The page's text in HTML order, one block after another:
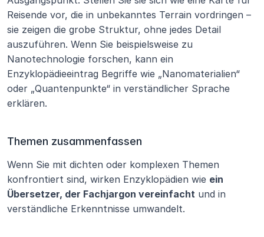
Reisende vor, die in unbekanntes Terrain vordringen –
sie zeigen die grobe Struktur, ohne jedes Detail
auszuführen. Wenn Sie beispielsweise zu
Nanotechnologie forschen, kann ein
Enzyklopädieeintrag Begriffe wie „Nanomaterialien“
oder „Quantenpunkte“ in verständlicher Sprache
erklären.
Themen zusammenfassen
Wenn Sie mit dichten oder komplexen Themen
konfrontiert sind, wirken Enzyklopädien wie ein
Übersetzer, der Fachjargon vereinfacht und in
verständliche Erkenntnisse umwandelt.